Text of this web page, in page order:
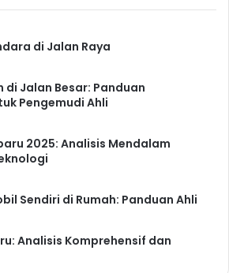
di Jalan Raya
di Jalan Besar: Panduan
Pengemudi Ahli
2025: Analisis Mendalam
Sendiri di Rumah: Panduan Ahli
Analisis Komprehensif dan